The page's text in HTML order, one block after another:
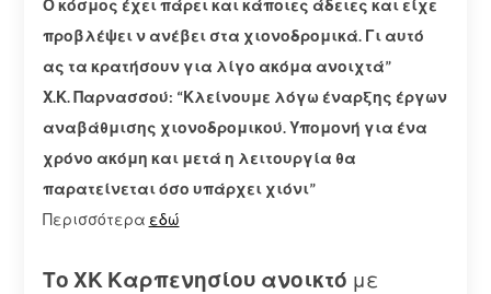
Ο κόσμος έχει πάρει και κάποιες άδειες και είχε
προβλέψει ν ανέβει στα χιονοδρομικά. Γι αυτό
ας τα κρατήσουν για λίγο ακόμα ανοιχτά”
Χ.Κ. Παρνασσού: “Κλείνουμε λόγω έναρξης έργων
αναβάθμισης χιονοδρομικού. Υπομονή για ένα
χρόνο ακόμη και μετά η λειτουργία θα
παρατείνεται όσο υπάρχει χιόνι”
Περισσότερα εδώ
Το ΧΚ Καρπενησίου ανοικτό με